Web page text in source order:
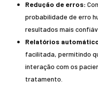
Redução de erros:
probabilidade de erro
resultados mais
Relatórios
facilitada, permitindo
interação com os
tratamento.